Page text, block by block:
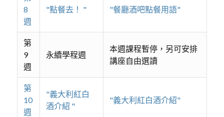
8
週
"點餐去！ " "餐廳酒吧點餐用語"
第
9
週
永續學程週
本週課程暫停，另可安排
講座自由選讀
第
10
週
"義大利紅白
酒介紹 "
"義大利紅白酒介紹"